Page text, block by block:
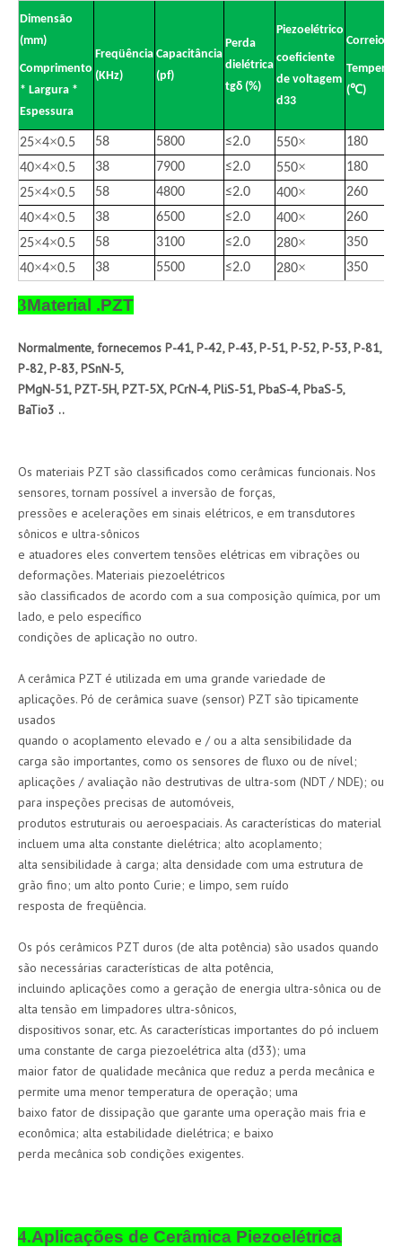
Dimensão
(mm)
Comprimento
* Largura *
Espessura
Freqüência
(KHz)
Capacitância
(pf)
Perda
dielétrica
tgδ (%)
Piezoelétrico
coeficiente
de voltagem
d33
Correio
(℃)
25×4×0.5 58 5800 ≤2.0 550×
180
40×4×0.5 38 7900 ≤2.0 550×
180
25×4×0.5 58 4800 ≤2.0 400×
260
40×4×0.5 38 6500 ≤2.0 400×
260
25×4×0.5 58 3100 ≤2.0 280×
350
40×4×0.5 38 5500 ≤2.0 280× 350
3Material .PZT
Normalmente, fornecemos P-41, P-42, P-43, P-51, P-52, P-53, P-81,
P-82, P-83, PSnN-5,
PMgN-51, PZT-5H, PZT-5X, PCrN-4, PliS-51, PbaS-4, PbaS-5,
BaTio3 ..
Os materiais PZT são classificados como cerâmicas funcionais. Nos
sensores, tornam possível a inversão de forças,
pressões e acelerações em sinais elétricos, e em transdutores
sônicos e ultra-sônicos
e atuadores eles convertem tensões elétricas em vibrações ou
deformações. Materiais piezoelétricos
são classificados de acordo com a sua composição química, por um
lado, e pelo específico
condições de aplicação no outro.
A cerâmica PZT é utilizada em uma grande variedade de
aplicações. Pó de cerâmica suave (sensor) PZT são tipicamente
usados
quando o acoplamento elevado e / ou a alta sensibilidade da
carga são importantes, como os sensores de fluxo ou de nível;
aplicações / avaliação não destrutivas de ultra-som (NDT / NDE); ou
para inspeções precisas de automóveis,
produtos estruturais ou aeroespaciais. As características do material
incluem uma alta constante dielétrica; alto acoplamento;
alta sensibilidade à carga; alta densidade com uma estrutura de
grão fino; um alto ponto Curie; e limpo, sem ruído
resposta de freqüência.
Os pós cerâmicos PZT duros (de alta potência) são usados ​​quando
são necessárias características de alta potência,
incluindo aplicações como a geração de energia ultra-sônica ou de
alta tensão em limpadores ultra-sônicos,
dispositivos sonar, etc. As características importantes do pó incluem
uma constante de carga piezoelétrica alta (d33); uma
maior fator de qualidade mecânica que reduz a perda mecânica e
permite uma menor temperatura de operação; uma
baixo fator de dissipação que garante uma operação mais fria e
econômica; alta estabilidade dielétrica; e baixo
perda mecânica sob condições exigentes.
4.Aplicações de Cerâmica Piezoelétrica